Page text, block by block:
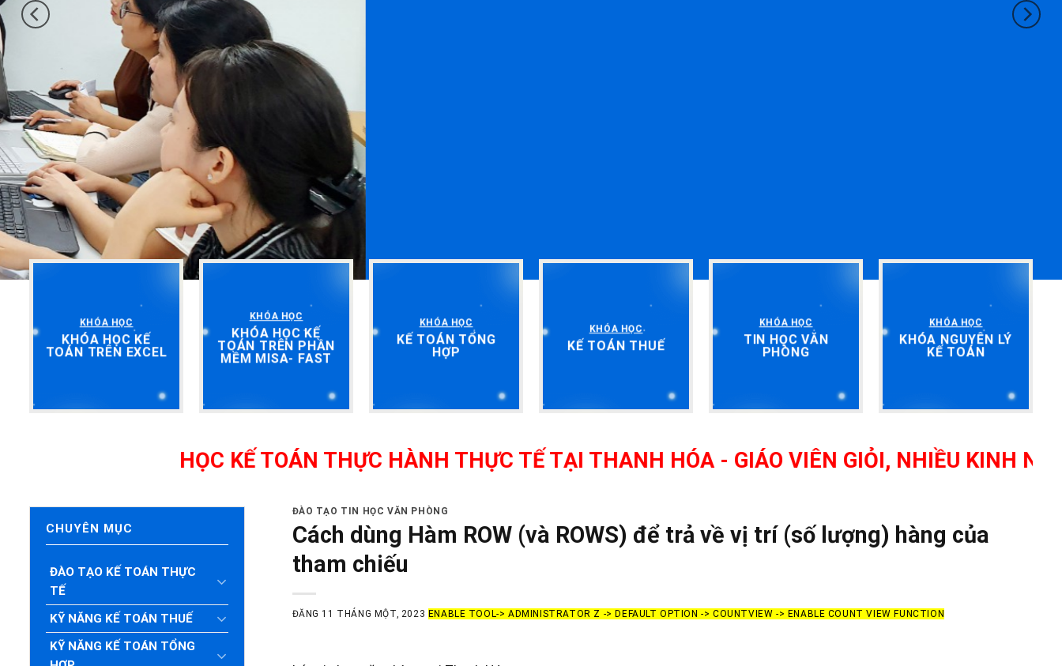
KHÓA HỌC
KHÓA HỌC KẾ
TOÁN TRÊN EXCEL
KHÓA HỌC
KHÓA HỌC KẾ
TOÁN TRÊN PHẦN
MỀM MISA- FAST
KHÓA HỌC
KẾ TOÁN TỔNG
HỢP
KHÓA HỌC
KẾ TOÁN THUẾ
KHÓA HỌC
TIN HỌC VĂN
PHÒNG
KHÓA HỌC
KHÓA NGUYÊN LÝ
KẾ TOÁN
HỌC KẾ TOÁN THỰC HÀNH THỰC TẾ TẠI THANH HÓA - GIÁO VIÊN GIỎI, NHIỀU KINH
CHUYÊN MỤC
ĐÀO TẠO KẾ TOÁN THỰC
TẾ
KỸ NĂNG KẾ TOÁN THUẾ
KỸ NĂNG KẾ TOÁN TỔNG
ĐÀO TẠO TIN HỌC VĂN PHÒNG
Cách dùng Hàm ROW (và ROWS) để trả về vị trí (số lượng) hàng của
tham chiếu
ĐĂNG 11 THÁNG MỘT, 2023 ENABLE TOOL-> ADMINISTRATOR Z -> DEFAULT OPTION -> COUNTVIEW -> ENABLE COUNT VIEW FUNCTION